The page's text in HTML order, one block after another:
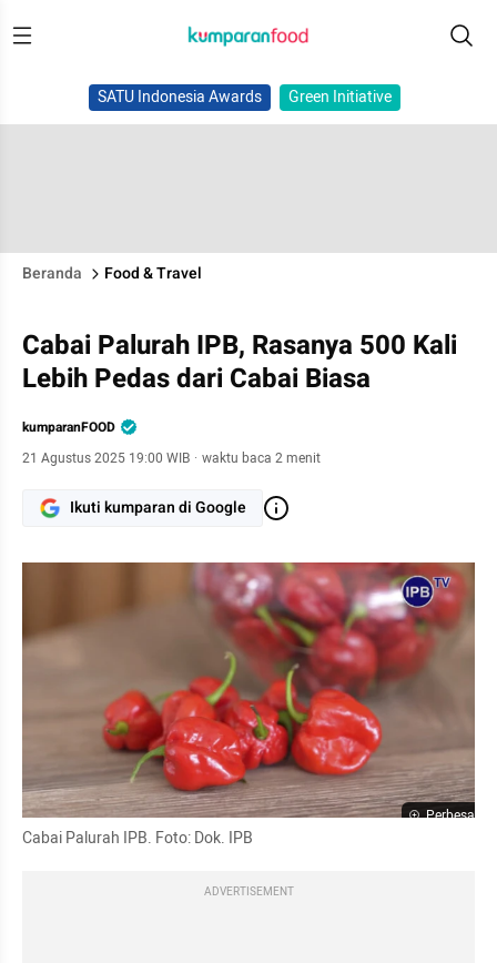
SATU Indonesia Awards Green Initiative
Beranda Food & Travel
Cabai Palurah IPB, Rasanya 500 Kali
Lebih Pedas dari Cabai Biasa
kumparanFOOD
21 Agustus 2025 19:00 WIB · waktu baca 2 menit
Ikuti kumparan di Google
Perbesar
Cabai Palurah IPB. Foto: Dok. IPB
ADVERTISEMENT